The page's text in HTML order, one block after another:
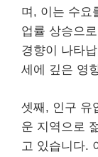
며, 이는 수요
업률 상승으
경향이 나타
세에 깊은 영
셋째, 인구 유
운 지역으로
고 있습니다.